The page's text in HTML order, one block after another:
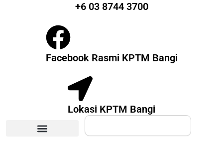
+6 03 8744 3700
Facebook Rasmi KPTM Bangi
Lokasi KPTM Bangi
Search